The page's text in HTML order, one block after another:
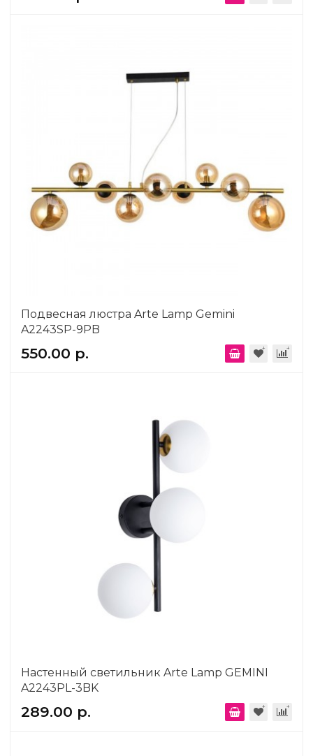
Подвесная люстра Arte Lamp Gemini
A2243SP-9PB
550.00 р.
Настенный светильник Arte Lamp GEMINI
A2243PL-3BK
289.00 р.